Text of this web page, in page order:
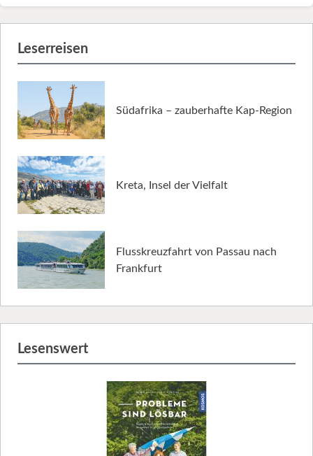
Leserreisen
Südafrika – zauberhafte Kap-Region
Kreta, Insel der Vielfalt
Flusskreuzfahrt von Passau nach
Frankfurt
Lesenswert